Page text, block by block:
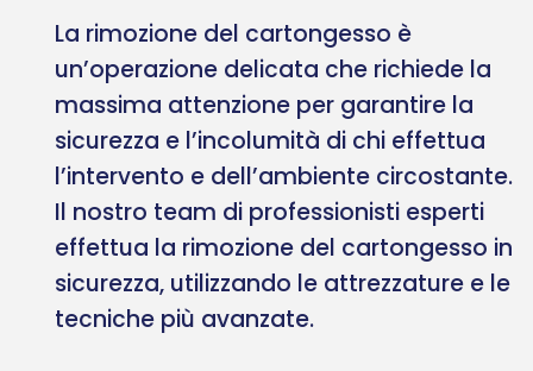
La rimozione del cartongesso è
un’operazione delicata che richiede la
massima attenzione per garantire la
sicurezza e l’incolumità di chi effettua
l’intervento e dell’ambiente circostante.
Il nostro team di professionisti esperti
effettua la rimozione del cartongesso in
sicurezza, utilizzando le attrezzature e le
tecniche più avanzate.